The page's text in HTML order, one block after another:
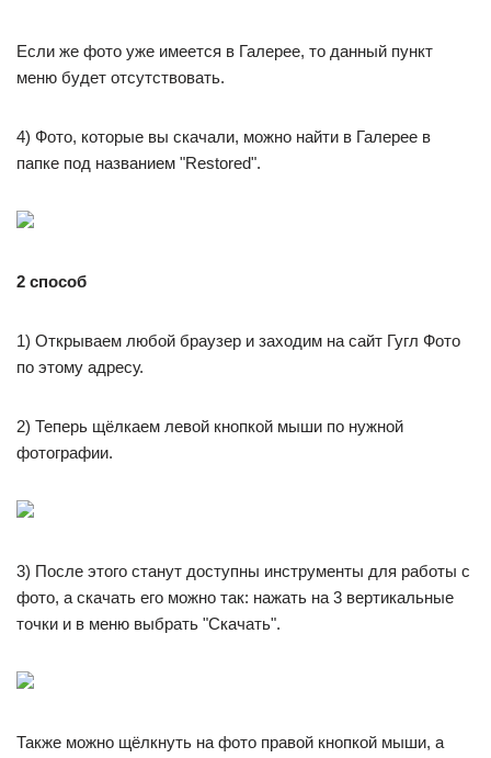
Если же фото уже имеется в Галерее, то данный пункт
меню будет отсутствовать.
4) Фото, которые вы скачали, можно найти в Галерее в
папке под названием "Restored".
2 способ
1) Открываем любой браузер и заходим на сайт Гугл Фото
по этому адресу.
2) Теперь щёлкаем левой кнопкой мыши по нужной
фотографии.
3) После этого станут доступны инструменты для работы с
фото, а скачать его можно так: нажать на 3 вертикальные
точки и в меню выбрать "Скачать".
Также можно щёлкнуть на фото правой кнопкой мыши, а